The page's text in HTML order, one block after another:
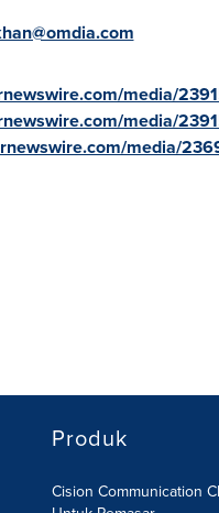
media/
media/
media/
Produk
Cision Communication